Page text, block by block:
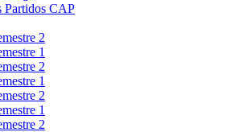
Partidos CAP
2
1
2
1
2
1
2